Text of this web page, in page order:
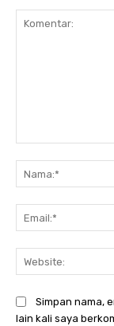
Simpan nama,
lain kali saya